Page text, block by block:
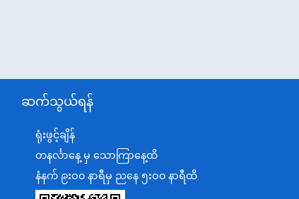
ဆက်သွယ်ရန်
ရုံးဖွင့်ချိန်
တနင်္လာနေ့ မှ သောကြာနေ့ထိ
နံနက် ၉းဝ၀ နာရီမှ ညနေ ၅းဝ၀ နာရီထိ